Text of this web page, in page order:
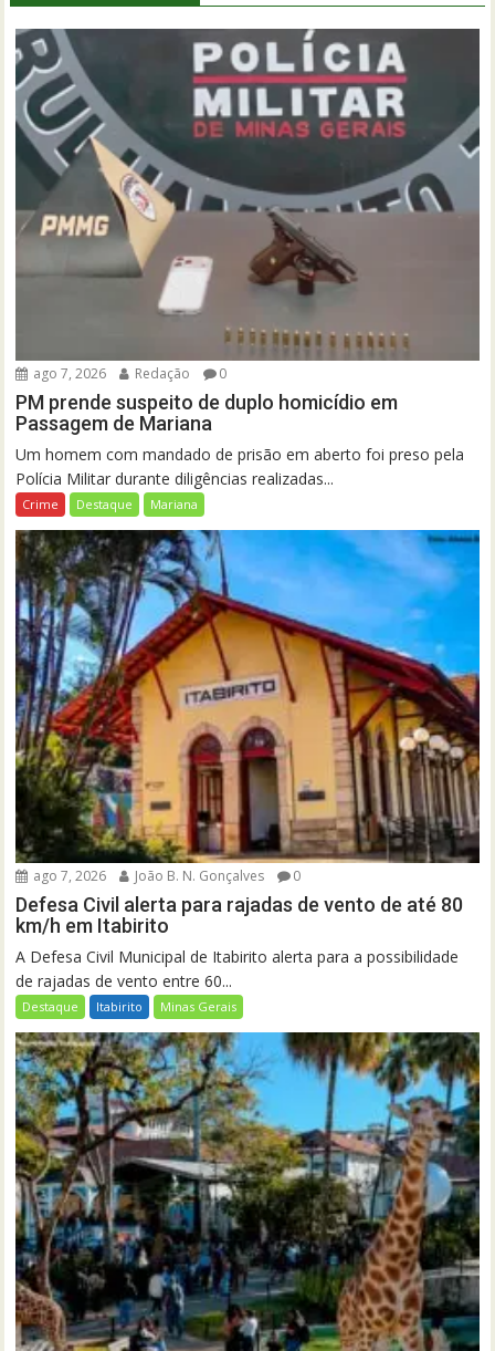
ago 7, 2026 Redação 0
PM prende suspeito de duplo homicídio em
Passagem de Mariana
Um homem com mandado de prisão em aberto foi preso pela
Polícia Militar durante diligências realizadas...
Crime Destaque Mariana
ago 7, 2026 João B. N. Gonçalves 0
Defesa Civil alerta para rajadas de vento de até 80
km/h em Itabirito
A Defesa Civil Municipal de Itabirito alerta para a possibilidade
de rajadas de vento entre 60...
Destaque Itabirito Minas Gerais